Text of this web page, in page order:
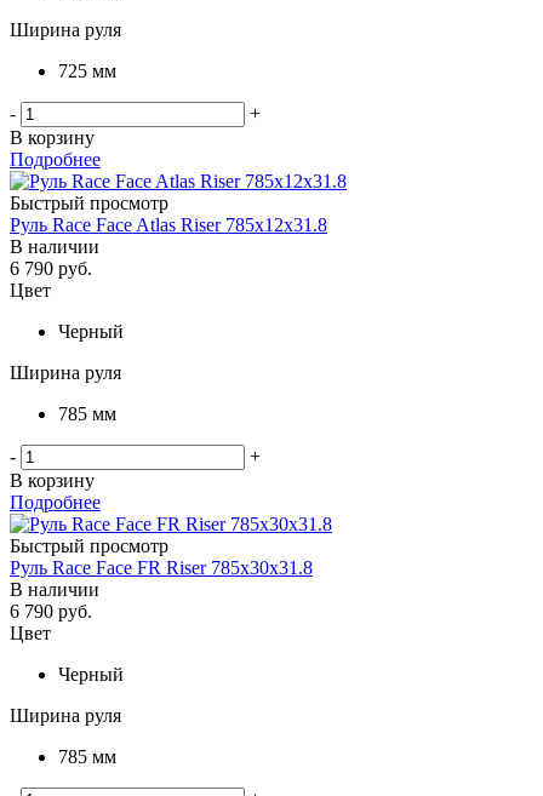
Ширина руля
725 мм
-
+
В корзину
Подробнее
Быстрый просмотр
Руль Race Face Atlas Riser 785x12x31.8
В наличии
6 790 руб.
Цвет
Черный
Ширина руля
785 мм
-
+
В корзину
Подробнее
Быстрый просмотр
Руль Race Face FR Riser 785x30x31.8
В наличии
6 790 руб.
Цвет
Черный
Ширина руля
785 мм